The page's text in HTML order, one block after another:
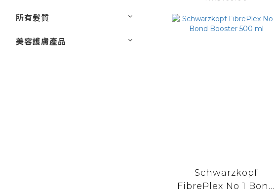
所有髮質
美容護膚產品
Schwarzkopf
FibrePlex No 1 Bond